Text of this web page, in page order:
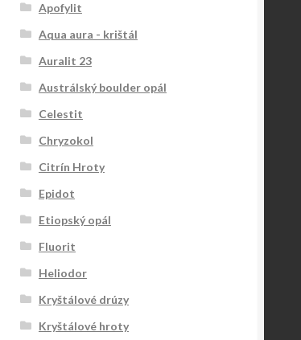
Apofylit
Aqua aura - krištál
Auralit 23
Austrálský boulder opál
Celestit
Chryzokol
Citrín Hroty
Epidot
Etiopský opál
Fluorit
Heliodor
Kryštálové drúzy
Kryštálové hroty